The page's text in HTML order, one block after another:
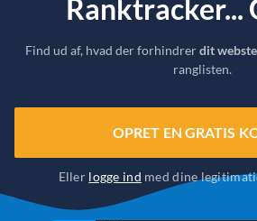
Ranktracker...
Find ud af, hvad der forhindrerdit
ranglisten.
OPRET EN GRATIS
Eller logge ind med dine